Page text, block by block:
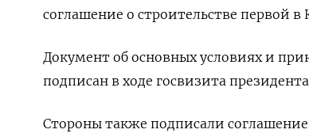
соглашение о строительстве первой
Документ об ‌основных условиях и
подписан в ходе госвизита
Стороны также подписали